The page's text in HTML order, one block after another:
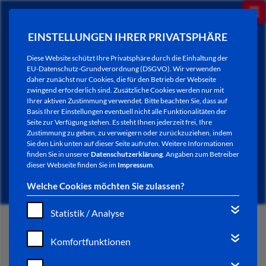
EINSTELLUNGEN IHRER PRIVATSPHÄRE
Diese Website schützt Ihre Privatsphäre durch die Einhaltung der
EU-Datenschutz-Grundverordnung (DSGVO). Wir verwenden
daher zunächst nur Cookies, die für den Betrieb der Webseite
zwingend erforderlich sind. Zusätzliche Cookies werden nur mit
Ihrer aktiven Zustimmung verwendet. Bitte beachten Sie, dass auf
Basis Ihrer Einstellungen eventuell nicht alle Funktionalitäten der
Seite zur Verfügung stehen. Es steht Ihnen jederzeit frei, Ihre
Zustimmung zu geben, zu verweigern oder zurückzuziehen, indem
Sie den Link unten auf dieser Seite aufrufen. Weitere Informationen
finden Sie in unsererDatenschutzerklärung. Angaben zum Betreiber
dieser Webseite finden Sie im Impressum.
Welche Cookies möchten Sie zulassen?
Statistik / Analyse
Komfortfunktionen
NEWSLETTER / CITY LETTER
START